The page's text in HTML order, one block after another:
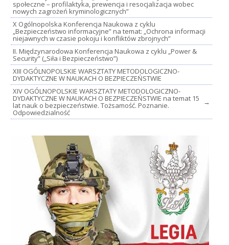
społeczne – profilaktyka, prewencja i resocjalizacja wobec
nowych zagrożeń kryminologicznych”
X Ogólnopolska Konferencja Naukowa z cyklu
„Bezpieczeństwo informacyjne” na temat: „Ochrona informacji
niejawnych w czasie pokoju i konfliktów zbrojnych”
II. Międzynarodowa Konferencja Naukowa z cyklu „Power &
Security” („Siła i Bezpieczeństwo”)
XIII OGÓLNOPOLSKIE WARSZTATY METODOLOGICZNO-
DYDAKTYCZNE W NAUKACH O BEZPIECZEŃSTWIE
XIV OGÓLNOPOLSKIE WARSZTATY METODOLOGICZNO-
DYDAKTYCZNE W NAUKACH O BEZPIECZEŃSTWIE na temat 15
lat nauk o bezpieczeństwie. Tożsamość. Poznanie.
Odpowiedzialność
→